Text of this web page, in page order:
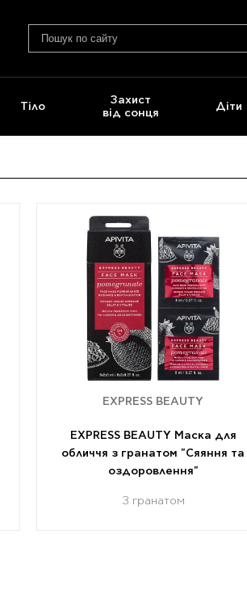
Тіло
Захист
від сонця
Діти
EXPRESS BEAUTY
EXPRESS BEAUTY Маска для
обличчя з гранатом "Сяяння та
оздоровлення"
З гранатом